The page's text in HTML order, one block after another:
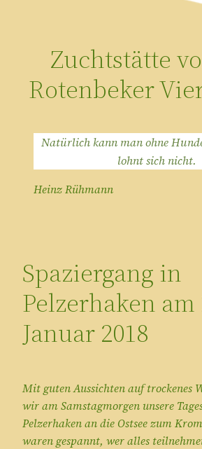
Zuchtstätte
Rotenbeker
Natürlich kann man ohne
lohnt sich nicht.
Heinz Rühmann
Spaziergang in
Pelzerhaken am
Januar 2018
Mit guten Aussichten auf trockenes
wir am Samstagmorgen unsere
Pelzerhaken an die Ostsee zum
waren gespannt, wer alles